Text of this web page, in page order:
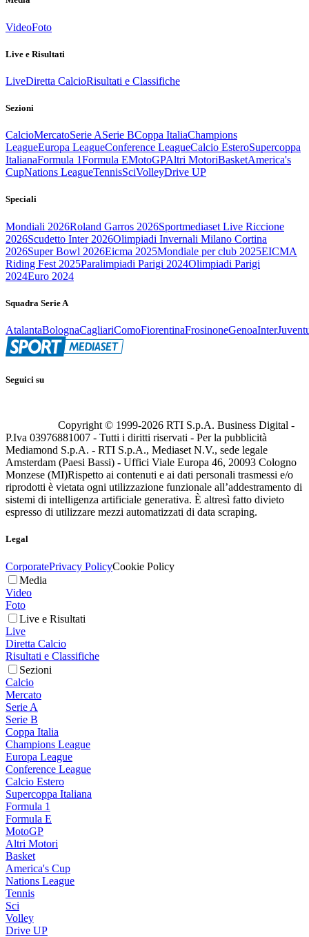
VideoFoto
Live e Risultati
LiveDiretta CalcioRisultati e Classifiche
Sezioni
CalcioMercatoSerie ASerie BCoppa ItaliaChampions
LeagueEuropa LeagueConference LeagueCalcio EsteroSupercoppa
ItalianaFormula 1Formula EMotoGPAltri MotoriBasketAmerica's
CupNations LeagueTennisSciVolleyDrive UP
Speciali
Mondiali 2026Roland Garros 2026Sportmediaset Live Riccione
2026Scudetto Inter 2026Olimpiadi Invernali Milano Cortina
2026Super Bowl 2026Eicma 2025Mondiale per club 2025EICMA
Riding Fest 2025Paralimpiadi Parigi 2024Olimpiadi Parigi
2024Euro 2024
Squadra Serie A
AtalantaBolognaCagliariComoFiorentinaFrosinoneGenoaInter
Seguici su
Copyright © 1999-2026 RTI S.p.A. Business Digital -
P.Iva 03976881007 - Tutti i diritti riservati - Per la pubblicità
Mediamond S.p.A. - RTI S.p.A., Mediaset N.V., sede legale
Amsterdam (Paesi Bassi) - Uffici Viale Europa 46, 20093 Cologno
Monzese (MI)Rispetto ai contenuti e ai dati personali trasmessi e/o
riprodotti è vietata ogni utilizzazione funzionale all’addestramento di
sistemi di intelligenza artificiale generativa. È altresì fatto divieto
espresso di utilizzare mezzi automatizzati di data scraping.
Legal
CorporatePrivacy PolicyCookie Policy
Media
Video
Foto
Live e Risultati
Live
Diretta Calcio
Risultati e Classifiche
Sezioni
Calcio
Mercato
Serie A
Serie B
Coppa Italia
Champions League
Europa League
Conference League
Calcio Estero
Supercoppa Italiana
Formula 1
Formula E
MotoGP
Altri Motori
Basket
America's Cup
Nations League
Tennis
Sci
Volley
Drive UP